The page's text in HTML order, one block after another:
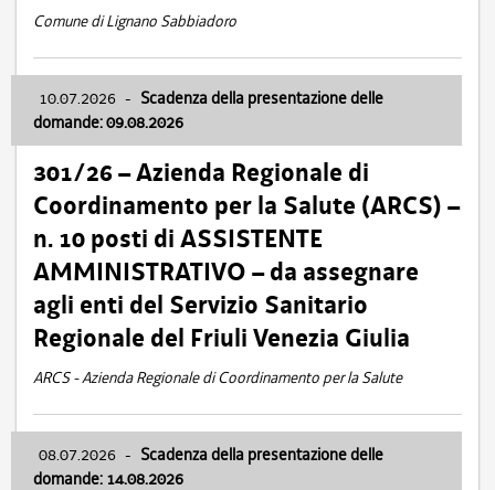
Comune di Lignano Sabbiadoro
10.07.2026 - Scadenza della presentazione delle
domande: 09.08.2026
301/26 – Azienda Regionale di
Coordinamento per la Salute (ARCS) –
n. 10 posti di ASSISTENTE
AMMINISTRATIVO – da assegnare
agli enti del Servizio Sanitario
Regionale del Friuli Venezia Giulia
ARCS - Azienda Regionale di Coordinamento per la Salute
08.07.2026 - Scadenza della presentazione delle
domande: 14.08.2026